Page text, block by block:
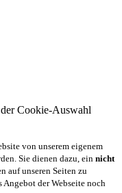
Cookie-Auswahl
von unserem eigenem
Sie dienen dazu, ein nicht
auf unseren Seiten zu
der Webseite noch